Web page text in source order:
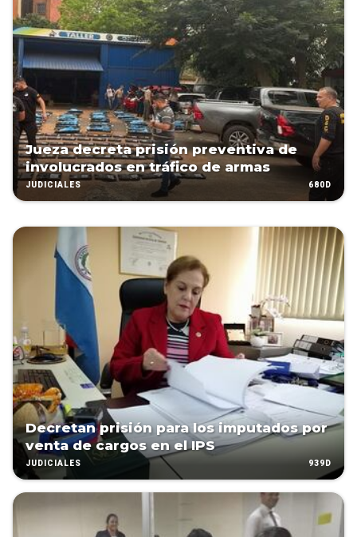
Jueza decreta prisión preventiva de
involucrados en tráfico de armas
JUDICIALES 680D
Decretan prisión para los imputados por
venta de cargos en el IPS
JUDICIALES 939D